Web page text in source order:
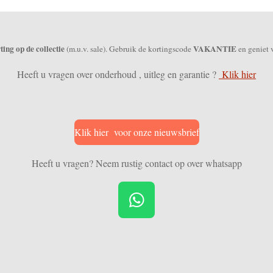
op de collectie(m.u.v. sale). Gebruik de kortingscodeVAKANTIEen geniet
Heeft u vragen over onderhoud , uitleg en garantie ? Klik hier
Klik hier voor onze nieuwsbrief
Heeft u vragen? Neem rustig contact op over whatsapp
W
h